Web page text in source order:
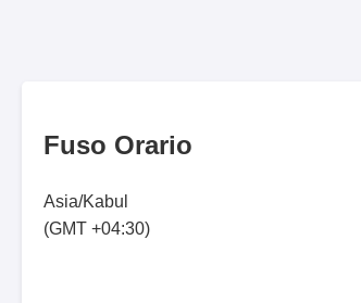
Fuso Orario
Asia/Kabul
(GMT +04:30)